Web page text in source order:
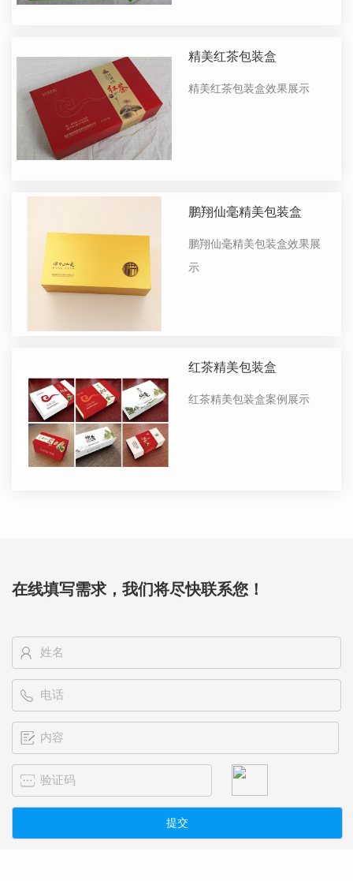
精美红茶包装盒
精美红茶包装盒效果展示
鹏翔仙毫精美包装盒
鹏翔仙毫精美包装盒效果展
示
红茶精美包装盒
红茶精美包装盒案例展示
在线填写需求，我们将尽快联系您！